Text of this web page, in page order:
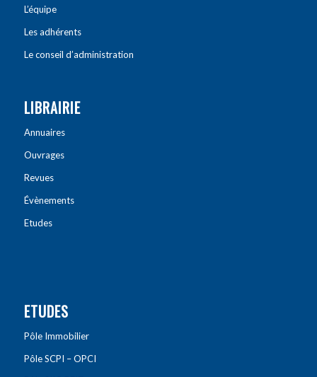
L’équipe
Les adhérents
Le conseil d’administration
LIBRAIRIE
Annuaires
Ouvrages
Revues
Évènements
Etudes
ETUDES
Pôle Immobilier
Pôle SCPI – OPCI